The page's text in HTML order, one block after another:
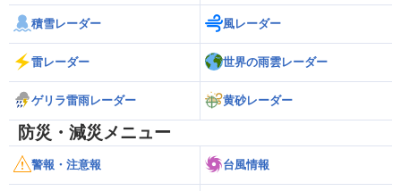
積雪レーダー 風レーダー
雷レーダー 世界の雨雲レーダー
ゲリラ雷雨レーダー 黄砂レーダー
防災・減災メニュー
警報・注意報 台風情報